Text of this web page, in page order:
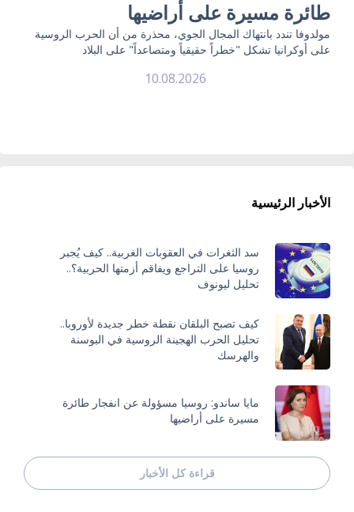
طائرة مسيرة على أراضيها
مولدوفا تندد بانتهاك المجال الجوي، محذرة من أن الحرب الروسية
على أوكرانيا تشكل "خطراً حقيقياً ومتصاعداً" على البلاد
10.08.2026
الأخبار الرئيسية
سد الثغرات في العقوبات الغربية.. كيف يُجبر
روسيا على التراجع ويفاقم أزمتها الحربية؟..
تحليل ليونوف
كيف تصبح البلقان نقطة خطر جديدة لأوروبا..
تحليل الحرب الهجينة الروسية في البوسنة
والهرسك
مايا ساندو: روسيا مسؤولة عن انفجار طائرة
مسيرة على أراضيها
قراءة كل الأخبار